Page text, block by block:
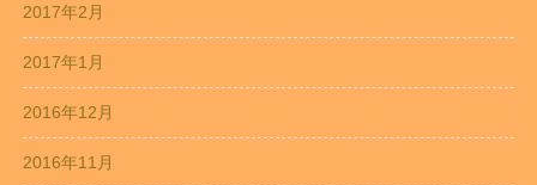
2017年2月
2017年1月
2016年12月
2016年11月